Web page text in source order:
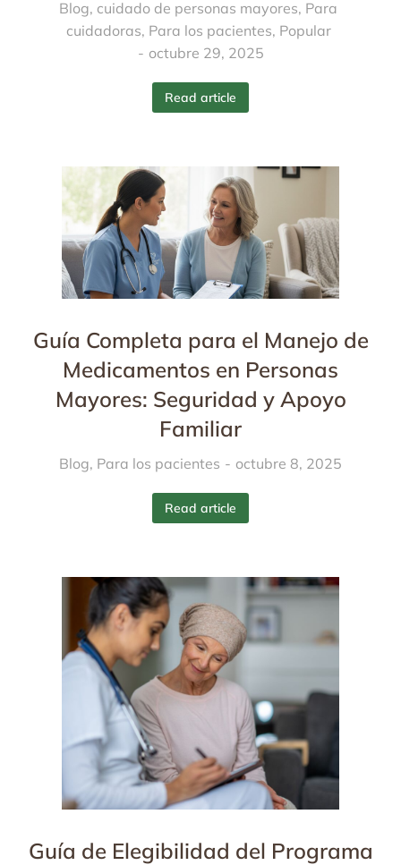
Blog, cuidado de personas mayores, Para
cuidadoras, Para los pacientes, Popular
octubre 29, 2025
Read article
Guía Completa para el Manejo de
Medicamentos en Personas
Mayores: Seguridad y Apoyo
Familiar
Blog, Para los pacientes octubre 8, 2025
Read article
Guía de Elegibilidad del Programa